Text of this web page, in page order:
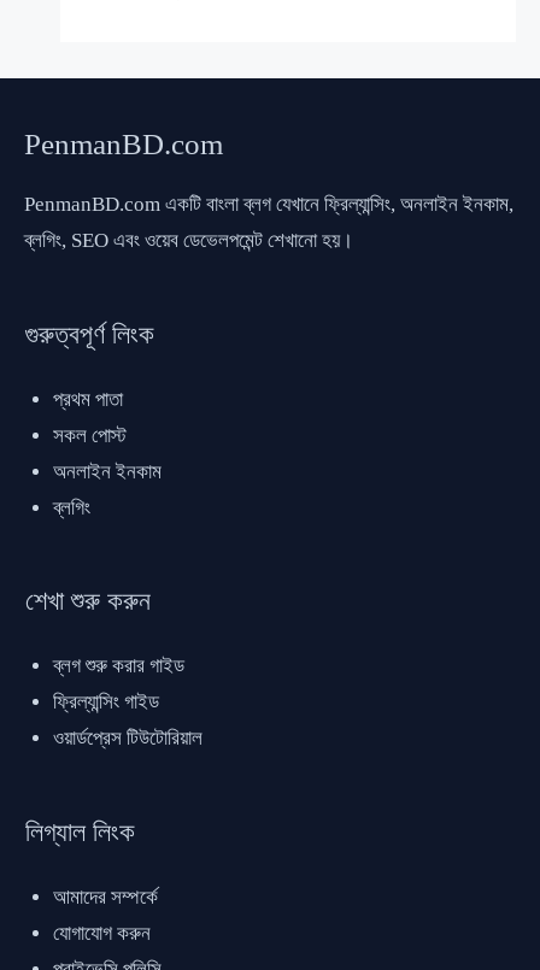
PenmanBD.com
PenmanBD.com একটি বাংলা ব্লগ যেখানে ফ্রিল্যান্সিং, অনলাইন ইনকাম,
ব্লগিং, SEO এবং ওয়েব ডেভেলপমেন্ট শেখানো হয়।
গুরুত্বপূর্ণ লিংক
প্রথম পাতা
সকল পোস্ট
অনলাইন ইনকাম
ব্লগিং
শেখা শুরু করুন
ব্লগ শুরু করার গাইড
ফ্রিল্যান্সিং গাইড
ওয়ার্ডপ্রেস টিউটোরিয়াল
লিগ্যাল লিংক
আমাদের সম্পর্কে
যোগাযোগ করুন